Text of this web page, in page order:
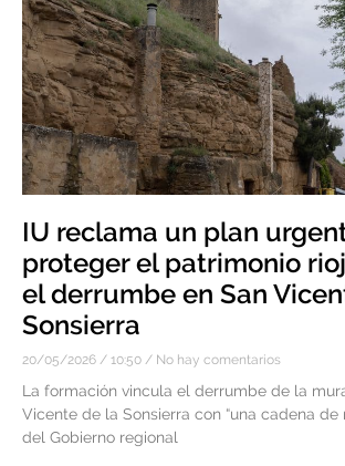
IU reclama un plan
proteger el patrimonio
el derrumbe en San
Sonsierra
20/05/2026 10:50 No hay comentarios
La formación vincula el derrumbe de la
Vicente de la Sonsierra con “una cadena de
del Gobierno regional